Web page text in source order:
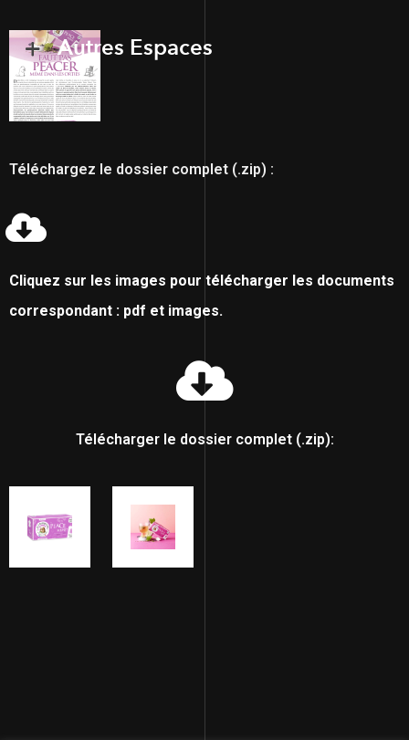
Autres Espaces
Téléchargez le dossier complet (.zip) :
Cliquez sur les images pour télécharger les documents
correspondant : pdf et images.
Télécharger le dossier complet (.zip):